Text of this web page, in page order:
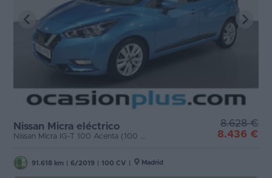
Nissan Micra eléctrico
Nissan Micra IG-T 100 Acenta (100 CV)
8.628 €
8.436 €
91.618 km 6/2019 100 CV Madrid